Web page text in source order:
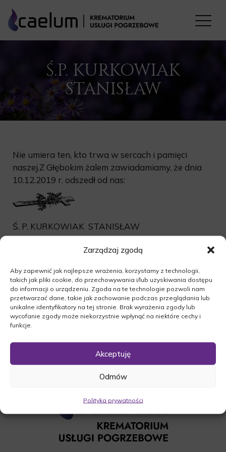
Zarządzaj zgodą
Aby zapewnić jak najlepsze wrażenia, korzystamy z technologii,
takich jak pliki cookie, do przechowywania i/lub uzyskiwania dostępu
do informacji o urządzeniu. Zgoda na te technologie pozwoli nam
przetwarzać dane, takie jak zachowanie podczas przeglądania lub
unikalne identyfikatory na tej stronie. Brak wyrażenia zgody lub
wycofanie zgody może niekorzystnie wpłynąć na niektóre cechy i
funkcje.
Akceptuję
Odmów
Polityka prywatności
Ś.P. KURKOWIAK
STANISŁAW
Nie umiera ten, kto trwa w sercach i pamięci
naszej.Z Głębokim żalem zawiadamiamy, że dnia
10.12.2019 r. odszedł od nas:
Ś. P. KURKOWIAK STANISŁAW
godz.13:00w kościele pw.Narodzenia Najświętszej
Maryi Panny w Wilkowie.Uroczystość
pogrzebowa rozpocznie się o godz.14:00 na
cmentarzu komunalnym w Świebodzinie.
O czym zawiadamia pogrążona w smutku
Rodzina.